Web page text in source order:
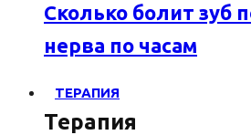
Сколько болит зуб
нерва по часам
ТЕРАПИЯ
Терапия